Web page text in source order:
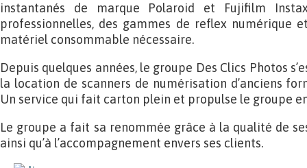
instantanés de marque Polaroid et Fujifilm
professionnelles, des gammes de reflex
matériel consommable nécessaire.
Depuis quelques années, le groupe Des Clics Photos
la location de scanners de numérisation d’anciens
Un service qui fait carton plein et propulse le groupe
Le groupe a fait sa renommée grâce à la qualité de
ainsi qu’à l’accompagnement envers ses clients.